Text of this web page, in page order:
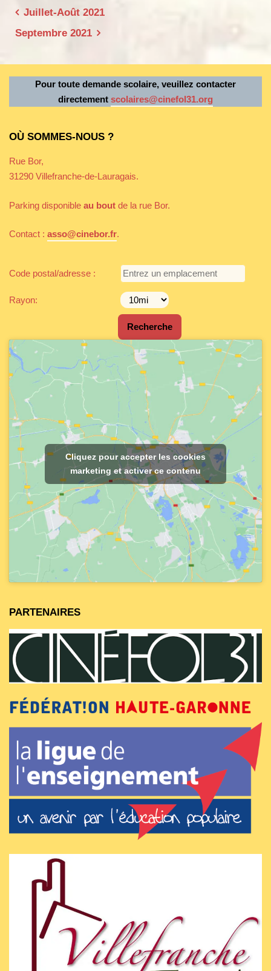
o
o
k
n
g
er
Navigation
de
Juillet-Août 2021
Septembre 2021
Pour toute demande scolaire, veuillez contacter
directement scolaires@cinefol31.org
OÙ SOMMES-NOUS ?
Rue Bor,
31290 Villefranche-de-Lauragais.
Parking disponible au bout de la rue Bor.
Contact : asso@cinebor.fr.
Code postal/adresse :
Rayon:
Cliquez pour accepter les cookies
marketing et activer ce contenu
PARTENAIRES